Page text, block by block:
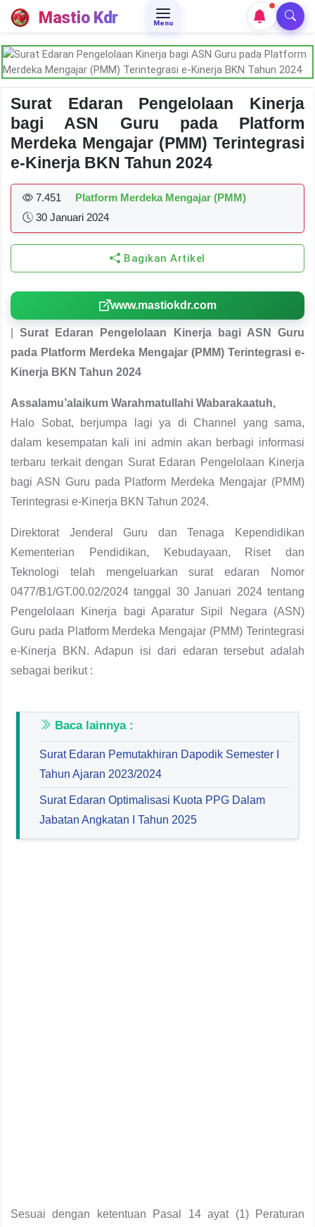
Mastio Kdr Menu
Surat Edaran Pengelolaan Kinerja
bagi ASN Guru pada Platform
Merdeka Mengajar (PMM) Terintegrasi
e-Kinerja BKN Tahun 2024
7.451
Platform Merdeka Mengajar (PMM)
30 Januari 2024
Bagikan Artikel
www.mastiokdr.com
|Surat Edaran Pengelolaan Kinerja bagi ASN Guru
pada Platform Merdeka Mengajar (PMM) Terintegrasi e-
Kinerja BKN Tahun 2024
Assalamu’alaikum Warahmatullahi Wabarakaatuh,
Halo Sobat, berjumpa lagi ya di Channel yang sama,
dalam kesempatan kali ini admin akan berbagi informasi
terbaru terkait dengan Surat Edaran Pengelolaan Kinerja
bagi ASN Guru pada Platform Merdeka Mengajar (PMM)
Terintegrasi e-Kinerja BKN Tahun 2024.
Direktorat Jenderal Guru dan Tenaga Kependidikan
Kementerian Pendidikan, Kebudayaan, Riset dan
Teknologi telah mengeluarkan surat edaran Nomor
0477/B1/GT.00.02/2024 tanggal 30 Januari 2024 tentang
Pengelolaan Kinerja bagi Aparatur Sipil Negara (ASN)
Guru pada Platform Merdeka Mengajar (PMM) Terintegrasi
e-Kinerja BKN. Adapun isi dari edaran tersebut adalah
sebagai berikut :
Baca lainnya :
Surat Edaran Pemutakhiran Dapodik Semester I
Tahun Ajaran 2023/2024
Surat Edaran Optimalisasi Kuota PPG Dalam
Jabatan Angkatan I Tahun 2025
Sesuai dengan ketentuan Pasal 14 ayat (1) Peraturan